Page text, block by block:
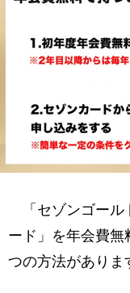
「セゾンゴー
ード」を年会費無
つの方法がありま